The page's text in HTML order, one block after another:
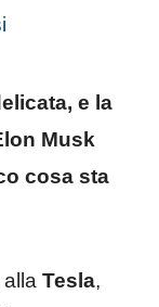
e la
Musk
cosa sta
Tesla,